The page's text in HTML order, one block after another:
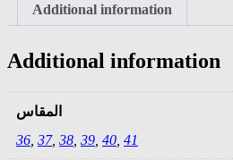
Additional information
Additional information
المقاس
36 37, 38 39 40 41